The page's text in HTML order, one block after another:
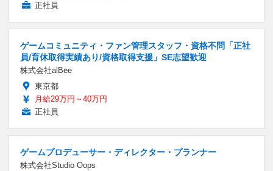
正社員
ゲームコミュニティ・ファン管理スタッフ・資格不問「正社
員/育休取得実績あり/資格取得支援」SE志望歓迎
株式会社alBee
東京都
月給29万円～40万円
正社員
ゲームプロデューサー・ディレクター・プランナー
株式会社Studio Oops